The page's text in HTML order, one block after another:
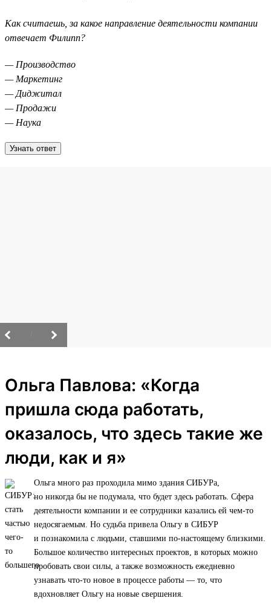
Как считаешь, за какое направление деятельности компании
отвечает Филипп?
— Производство
— Маркетинг
— Диджитал
— Продажи
— Наука
Узнать ответ
Ольга Павлова: «Когда
пришла сюда работать,
оказалось, что здесь такие же
люди, как и я»
Ольга много раз проходила мимо здания СИБУРа,
но никогда бы не подумала, что будет здесь работать. Сфера
деятельности компании и ее сотрудники казались ей чем-то
недосягаемым. Но судьба привела Ольгу в СИБУР
и познакомила с людьми, ставшими по-настоящему близкими.
Большое количество интересных проектов, в которых можно
пробовать свои силы, а также возможность ежедневно
узнавать что-то новое в процессе работы — то, что
вдохновляет Ольгу на новые свершения.